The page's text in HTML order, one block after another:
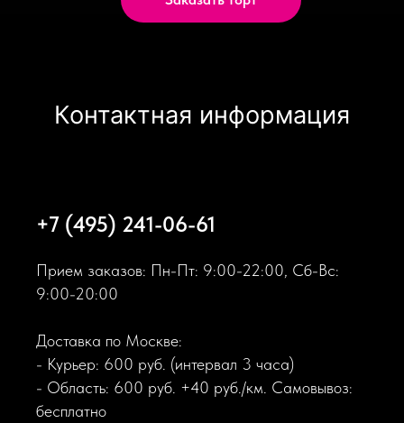
Контактная информация
+7 (495) 241-06-61
Прием заказов: Пн-Пт: 9:00-22:00, Сб-Вс:
9:00-20:00
Доставка по Москве:
- Курьер: 600 руб. (интервал 3 часа)
- Область: 600 руб. +40 руб./км. Самовывоз:
бесплатно